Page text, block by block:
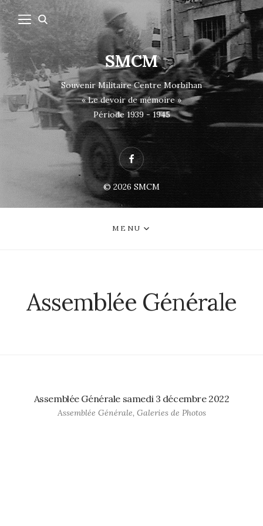
SMCM
Souvenir Militaire Centre Morbihan
« Le devoir de mémoire »
Période 1939 - 1945
Facebook
© 2026 SMCM
MENU
Assemblée Générale
Assemblée Générale samedi 3 décembre 2022
Assemblée Générale, Galeries de Photos